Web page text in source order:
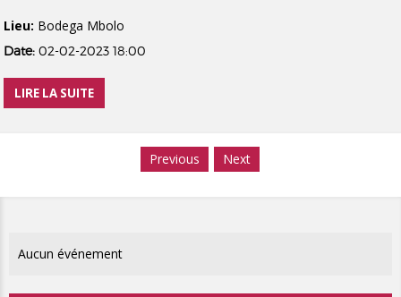
Lieu: Bodega Mbolo
Date: 02-02-2023 18:00
LIRE LA SUITE
Previous Next
Aucun événement